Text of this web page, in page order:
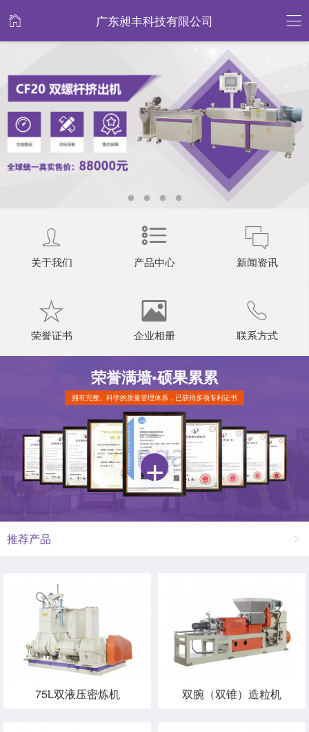
广东昶丰科技有限公司
关于我们 产品中心 新闻资讯
荣誉证书 企业相册 联系方式
荣誉满墙•硕果累累
拥有完整、科学的质量管理体系，已获得多项专利证书
推荐产品
75L双液压密炼机 双腕（双锥）造粒机